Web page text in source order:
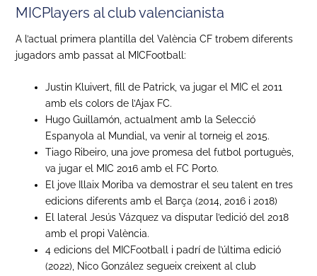
MICPlayers al club valencianista
A l’actual primera plantilla del València CF trobem diferents
jugadors amb passat al MICFootball:
Justin Kluivert, fill de Patrick, va jugar el MIC el 2011
amb els colors de l’Ajax FC.
Hugo Guillamón, actualment amb la Selecció
Espanyola al Mundial, va venir al torneig el 2015.
Tiago Ribeiro, una jove promesa del futbol portuguès,
va jugar el MIC 2016 amb el FC Porto.
El jove Illaix Moriba va demostrar el seu talent en tres
edicions diferents amb el Barça (2014, 2016 i 2018)
El lateral Jesús Vázquez va disputar l’edició del 2018
amb el propi València.
4 edicions del MICFootball i padrí de l’última edició
(2022), Nico González segueix creixent al club